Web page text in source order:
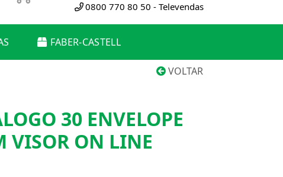
0800 770 80 50 - Televendas
FABER-CASTELL
VOLTAR
30 ENVELOPE
VISOR ON LINE